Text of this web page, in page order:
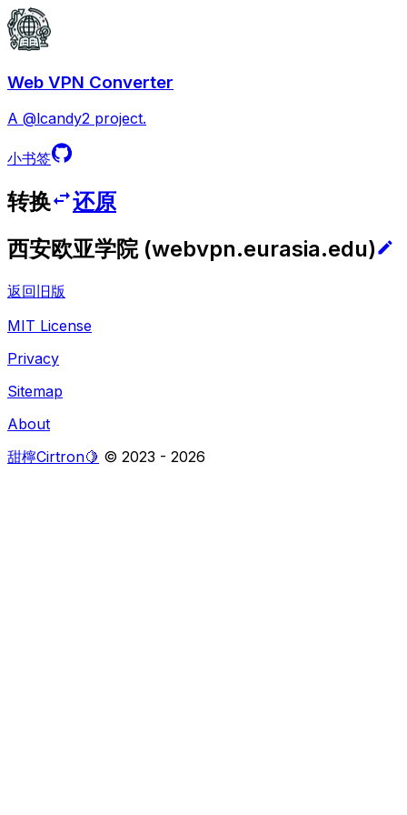
Web VPN Converter
A @lcandy2 project.
小书签
转换
还原
西安欧亚学院(webvpn.eurasia.edu)
返回旧版
MIT License
Privacy
Sitemap
About
甜檸Cirtron🍋 © 2023 - 2026